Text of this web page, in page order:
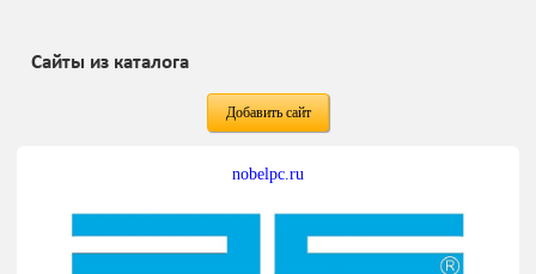
Сайты из каталога
Добавить сайт
nobelpc.ru